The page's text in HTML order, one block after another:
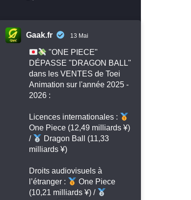
Gaak.fr 13 Mai
"ONE PIECE"
DÉPASSE "DRAGON BALL"
dans les VENTES de Toei
Animation sur l'année 2025 -
2026 :
Licences internationales :
One Piece (12,49 milliards ¥)
/
Dragon Ball (11,33
milliards ¥)
Droits audiovisuels à
l’étranger :
One Piece
(10,21 milliards ¥) /